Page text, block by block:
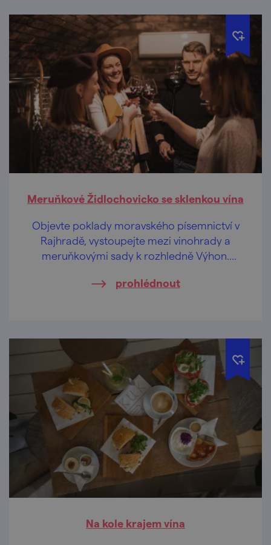
Meruňkové Židlochovicko se sklenkou vína
Objevte poklady moravského písemnictví v
Rajhradě, vystoupejte mezi vinohrady a
meruňkovými sady k rozhledně Výhon.
Moravy.
prohlédnout
Na kole krajem vína